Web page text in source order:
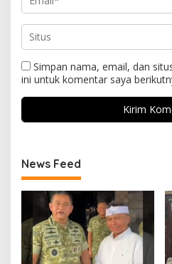
Simpan nama, email, dan
ini untuk komentar saya
News Feed